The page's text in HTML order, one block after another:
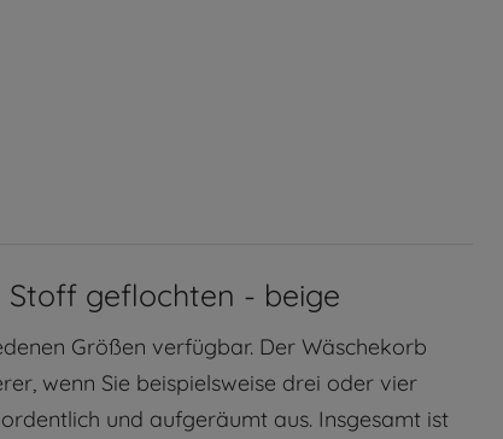
geflochten - beige
Größen verfügbar. Der Wäschekorb
wenn Sie beispielsweise drei oder vier
und aufgeräumt aus. Insgesamt ist